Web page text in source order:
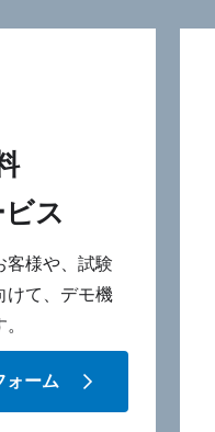
ス
客様や、試験
けて、デモ機
ォーム